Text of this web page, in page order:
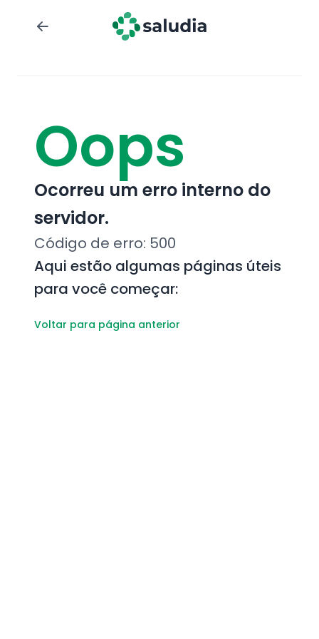
Oops
Ocorreu um erro interno do
servidor.
Código de erro: 500
Aqui estão algumas páginas úteis
para você começar:
Voltar para página anterior